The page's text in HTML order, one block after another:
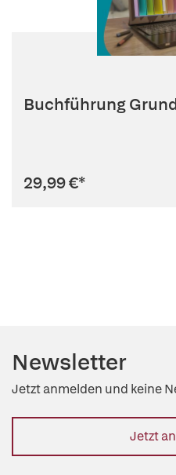
Buchführung
29,99 €*
Newsletter
Jetzt anmelden und keine
Jetzt